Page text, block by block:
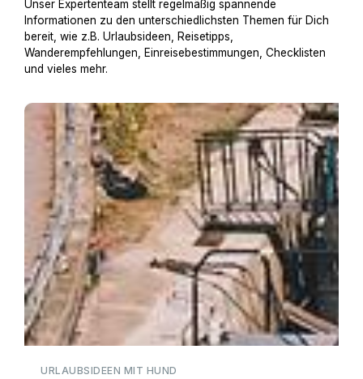
Unser Expertenteam stellt regelmäßig spannende
Informationen zu den unterschiedlichsten Themen für Dich
bereit, wie z.B. Urlaubsideen, Reisetipps,
Wanderempfehlungen, Einreisebestimmungen, Checklisten
und vieles mehr.
Hausboot mit Hund
URLAUBSIDEEN MIT HUND